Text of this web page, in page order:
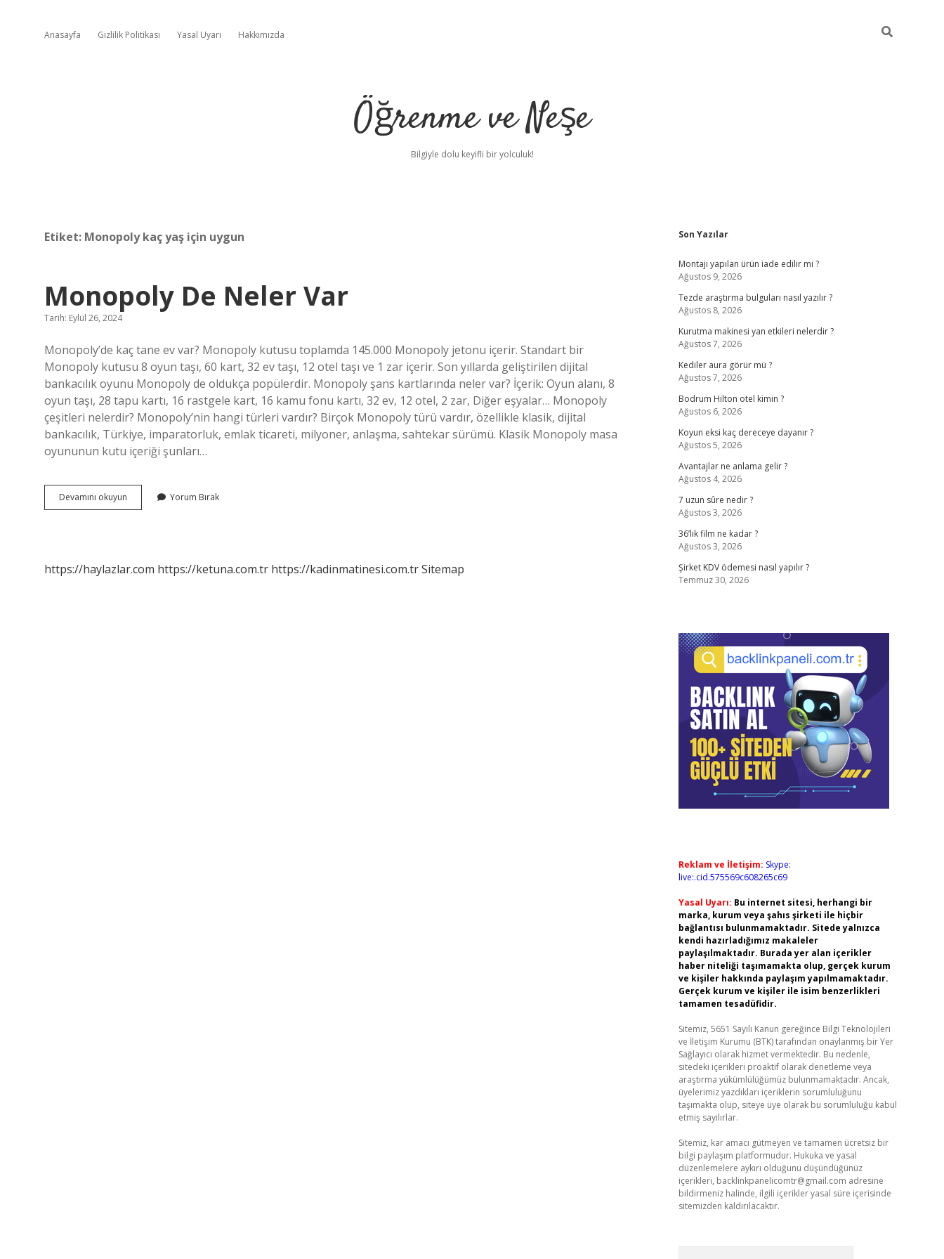
Anasayfa Gizlilik Politikası Yasal Uyarı Hakkımızda
Öğrenme ve Neşe
Bilgiyle dolu keyifli bir yolculuk!
Etiket: Monopoly kaç yaş için uygun
Monopoly De Neler Var
Tarih: Eylül 26, 2024
Monopoly’de kaç tane ev var? Monopoly kutusu toplamda 145.000 Monopoly jetonu içerir. Standart bir
Monopoly kutusu 8 oyun taşı, 60 kart, 32 ev taşı, 12 otel taşı ve 1 zar içerir. Son yıllarda geliştirilen dijital
bankacılık oyunu Monopoly de oldukça popülerdir. Monopoly şans kartlarında neler var? İçerik: Oyun alanı, 8
oyun taşı, 28 tapu kartı, 16 rastgele kart, 16 kamu fonu kartı, 32 ev, 12 otel, 2 zar, Diğer eşyalar… Monopoly
çeşitleri nelerdir? Monopoly’nin hangi türleri vardır? Birçok Monopoly türü vardır, özellikle klasik, dijital
bankacılık, Türkiye, imparatorluk, emlak ticareti, milyoner, anlaşma, sahtekar sürümü. Klasik Monopoly masa
oyununun kutu içeriği şunları…
Devamını okuyun Monopoly
De
Yorum Bırak
https://haylazlar.com https://ketuna.com.tr https://kadinmatinesi.com.trSitemap
Sidebar
Son Yazılar
Montajı yapılan ürün iade edilir mi ?
Ağustos 9, 2026
Tezde araştırma bulguları nasıl yazılır ?
Ağustos 8, 2026
Kurutma makinesi yan etkileri nelerdir ?
Ağustos 7, 2026
Kediler aura görür mü ?
Ağustos 7, 2026
Bodrum Hilton otel kimin ?
Ağustos 6, 2026
Koyun eksi kaç dereceye dayanır ?
Ağustos 5, 2026
Avantajlar ne anlama gelir ?
Ağustos 4, 2026
7 uzun sûre nedir ?
Ağustos 3, 2026
36’lık film ne kadar ?
Ağustos 3, 2026
Şirket KDV ödemesi nasıl yapılır ?
Temmuz 30, 2026
Reklam ve İletişim: Skype:
live:.cid.575569c608265c69
Yasal Uyarı: Bu internet sitesi, herhangi bir
marka, kurum veya şahıs şirketi ile hiçbir
bağlantısı bulunmamaktadır. Sitede yalnızca
kendi hazırladığımız makaleler
paylaşılmaktadır. Burada yer alan içerikler
haber niteliği taşımamakta olup, gerçek kurum
ve kişiler hakkında paylaşım yapılmamaktadır.
Gerçek kurum ve kişiler ile isim benzerlikleri
tamamen tesadüfidir.
Sitemiz, 5651 Sayılı Kanun gereğince Bilgi Teknolojileri
ve İletişim Kurumu (BTK) tarafından onaylanmış bir Yer
Sağlayıcı olarak hizmet vermektedir. Bu nedenle,
sitedeki içerikleri proaktif olarak denetleme veya
araştırma yükümlülüğümüz bulunmamaktadır. Ancak,
üyelerimiz yazdıkları içeriklerin sorumluluğunu
taşımakta olup, siteye üye olarak bu sorumluluğu kabul
etmiş sayılırlar.
Sitemiz, kar amacı gütmeyen ve tamamen ücretsiz bir
bilgi paylaşım platformudur. Hukuka ve yasal
düzenlemelere aykırı olduğunu düşündüğünüz
içerikleri, backlinkpanelicomtr@gmail.com adresine
bildirmeniz halinde, ilgili içerikler yasal süre içerisinde
sitemizden kaldırılacaktır.
ilbetbetcipiabellacasino sitesi